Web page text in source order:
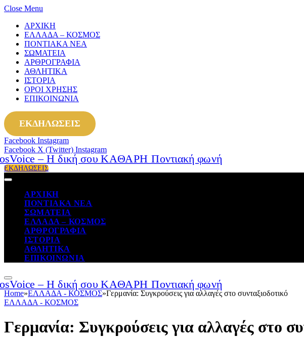
Close Menu
ΑΡΧΙΚΗ
ΕΛΛΑΔΑ – ΚΟΣΜΟΣ
ΠΟΝΤΙΑΚΑ ΝΕΑ
ΣΩΜΑΤΕΙΑ
ΑΡΘΡΟΓΡΑΦΙΑ
ΑΘΛΗΤΙΚΑ
ΙΣΤΟΡΙΑ
ΟΡΟΙ ΧΡΗΣΗΣ
ΕΠΙΚΟΙΝΩΝΙΑ
ΕΚΔΗΛΩΣΕΙΣ
Facebook Instagram
Facebook X (Twitter) Instagram
ΕΚΔΗΛΩΣΕΙΣ
ΑΡΧΙΚΗ
ΠΟΝΤΙΑΚΑ ΝΕΑ
ΣΩΜΑΤΕΙΑ
ΕΛΛΑΔΑ – ΚΟΣΜΟΣ
ΑΡΘΡΟΓΡΑΦΙΑ
ΙΣΤΟΡΙΑ
ΑΘΛΗΤΙΚΑ
ΕΠΙΚΟΙΝΩΝΙΑ
Home»ΕΛΛΑΔΑ - ΚΟΣΜΟΣ»Γερμανία: Συγκρούσεις για αλλαγές στο συνταξιοδοτικό
ΕΛΛΑΔΑ - ΚΟΣΜΟΣ
Γερμανία: Συγκρούσεις για αλλαγές στο